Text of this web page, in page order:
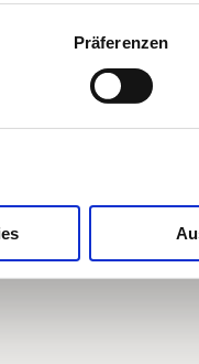
diese
Präferenzen